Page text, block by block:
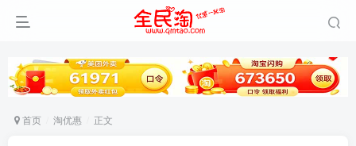
首页 淘优惠 正文